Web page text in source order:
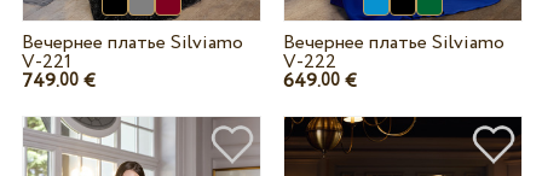
Вечернее платье Silviamo
V-221
749.00€
Вечернее платье Silviamo
V-222
649.00 €